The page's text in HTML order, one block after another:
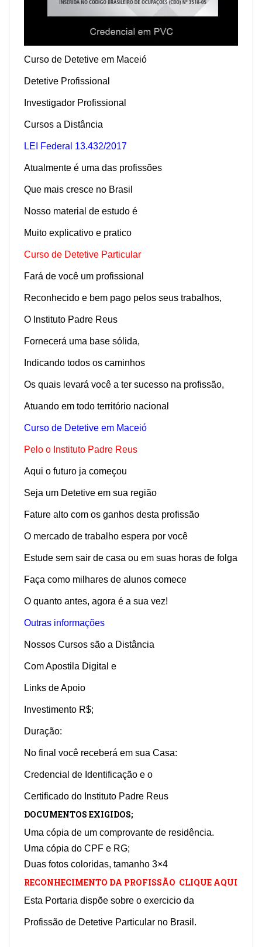
Curso de Detetive em Maceió
Detetive Profissional
Investigador Profissional
Cursos a Distância
LEI Federal 13.432/2017
Atualmente é uma das profissões
Que mais cresce no Brasil
Nosso material de estudo é
Muito explicativo e pratico
Curso de Detetive Particular
Fará de você um profissional
Reconhecido e bem pago pelos seus trabalhos,
O Instituto Padre Reus
Fornecerá uma base sólida,
Indicando todos os caminhos
Os quais levará você a ter sucesso na profissão,
Atuando em todo território nacional
Curso de Detetive em Maceió
Pelo o Instituto Padre Reus
Aqui o futuro ja começou
Seja um Detetive em sua região
Fature alto com os ganhos desta profissão
O mercado de trabalho espera por você
Estude sem sair de casa ou em suas horas de folga
Faça como milhares de alunos comece
O quanto antes, agora é a sua vez!
Outras informações
Nossos Cursos são a Distância
Com Apostila Digital e
Links de Apoio
Investimento R$;
Duração:
No final você receberá em sua Casa:
Credencial de Identificação e o
Certificado do Instituto Padre Reus
DOCUMENTOS EXIGIDOS;
Uma cópia de um comprovante de residência.
Uma cópia do CPF e RG;
Duas fotos coloridas, tamanho 3×4
RECONHECIMENTO DA PROFISSÃO CLIQUE AQUI
Esta Portaria dispõe sobre o exercicio da
Profissão de Detetive Particular no Brasil.